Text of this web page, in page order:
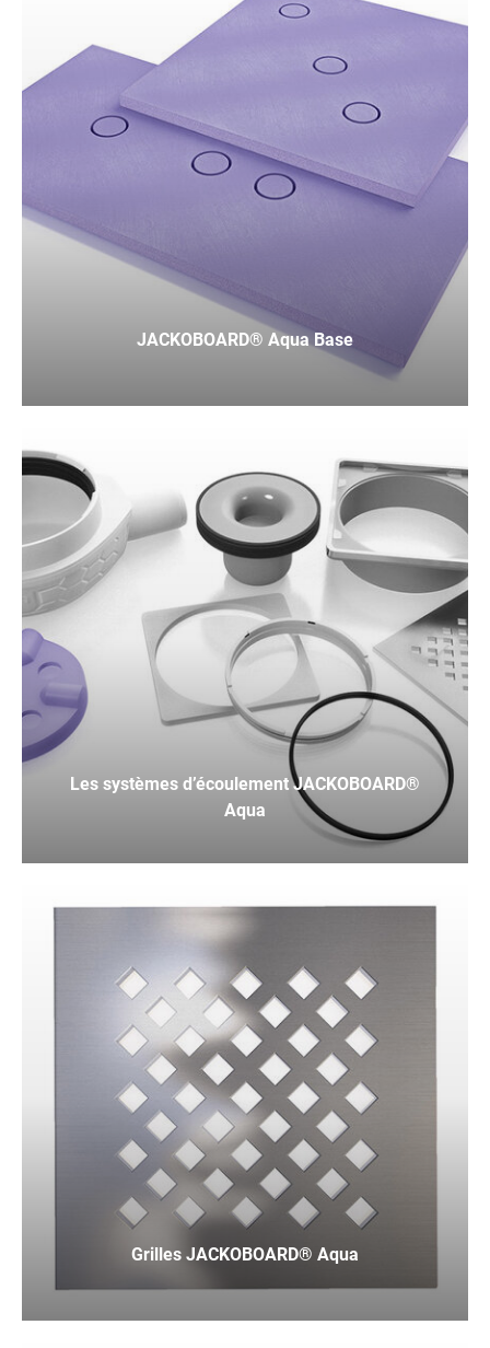
JACKOBOARD® Aqua Base
Les systèmes d’écoulement JACKOBOARD®
Aqua
Grilles JACKOBOARD® Aqua